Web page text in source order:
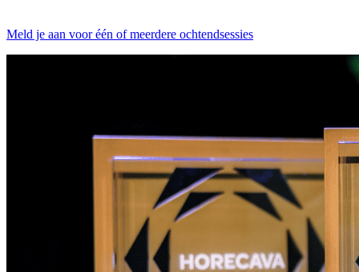
Meld je aan voor één of meerdere ochtendsessies